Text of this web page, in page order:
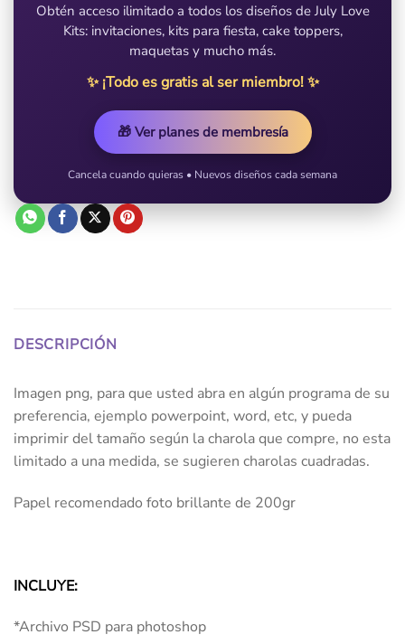
Obtén acceso ilimitado a todos los diseños de July Love
Kits: invitaciones, kits para fiesta, cake toppers,
maquetas y mucho más.
✨ ¡Todo es gratis al ser miembro! ✨
🎁 Ver planes de membresía
Cancela cuando quieras • Nuevos diseños cada semana
DESCRIPCIÓN
Imagen png, para que usted abra en algún programa de su
preferencia, ejemplo powerpoint, word, etc, y pueda
imprimir del tamaño según la charola que compre, no esta
limitado a una medida, se sugieren charolas cuadradas.
Papel recomendado foto brillante de 200gr
INCLUYE:
*Archivo PSD para photoshop